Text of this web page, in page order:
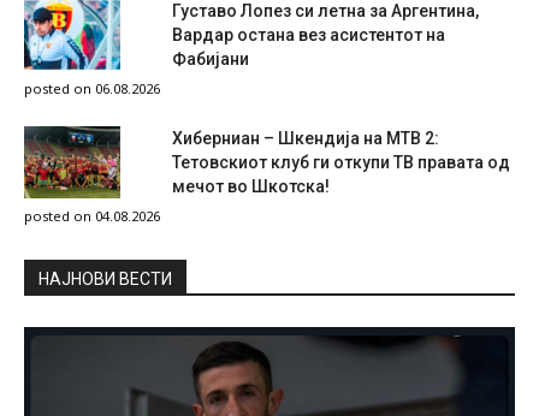
Густаво Лопез си летна за Аргентина,
Вардар остана вез асистентот на
Фабијани
posted on 06.08.2026
Хиберниан – Шкендија на МТВ 2:
Тетовскиот клуб ги откупи ТВ правата од
мечот во Шкотска!
posted on 04.08.2026
НAЈНОВИ ВЕСТИ